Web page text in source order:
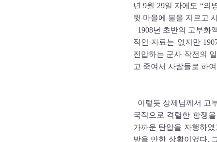
년 9월 29일 자에도 “의
윗 마을에 불을 지르고
1908년 초반의 고부화
적인 자료는 없지만
진압하는 군사 작전의
고 죽여서 사람들로 하
이렇듯 상제님께서 고
국적으로 격렬한 항쟁
가까운 탄압을 자행하
받을 만한 상황이었다.